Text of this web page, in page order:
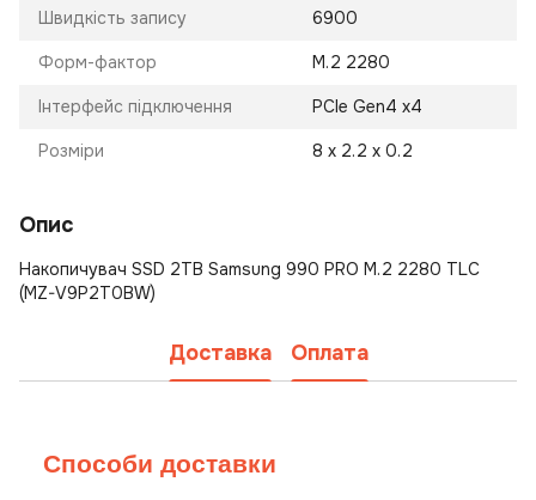
Швидкість запису 6900
Форм-фактор M.2 2280
Інтерфейс підключення PCIe Gen4 x4
Розміри 8 х 2.2 х 0.2
Опис
Накопичувач SSD 2TB Samsung 990 PRO M.2 2280 TLC
(MZ-V9P2T0BW)
Доставка Оплата
Способи доставки